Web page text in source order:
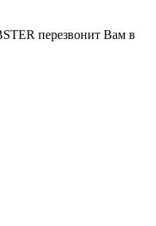
перезвонит Вам в